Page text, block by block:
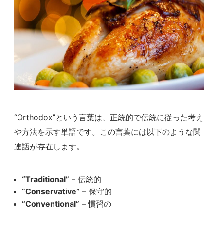
“Orthodox”という言葉は、正統的で伝統に従った考え
や方法を示す単語です。この言葉には以下のような関
連語が存在します。
“Traditional” – 伝統的
“Conservative” – 保守的
“Conventional” – 慣習の